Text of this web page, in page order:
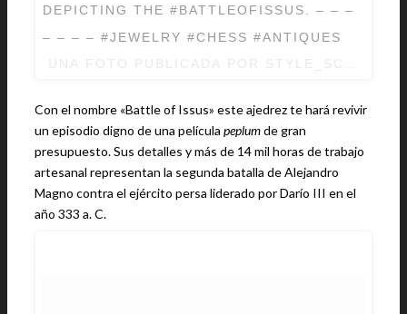
DEPICTING THE #BATTLEOFISSUS. – – –
– – – – #JEWELRY #CHESS #ANTIQUES
Con el nombre «Battle of Issus» este ajedrez te hará revivir
un episodio digno de una película peplumde gran
presupuesto. Sus detalles y más de 14 mil horas de trabajo
artesanal representan la segunda batalla de Alejandro
Magno contra el ejército persa liderado por Darío III en el
año 333 a. C.